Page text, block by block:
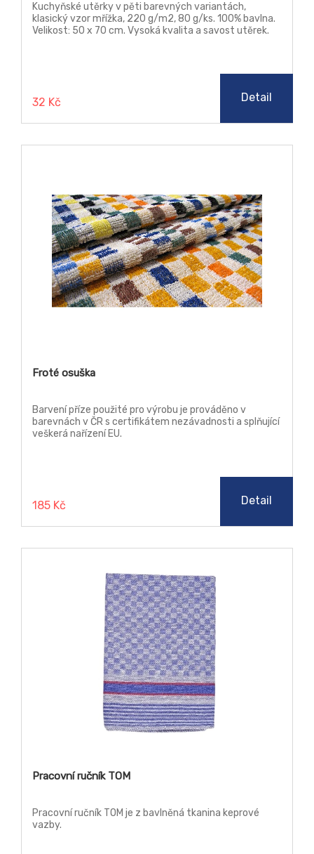
Kuchyňské utěrky v pěti barevných variantách,
klasický vzor mřížka, 220 g/m2, 80 g/ks. 100% bavlna.
Velikost: 50 x 70 cm. Vysoká kvalita a savost utěrek.
32 Kč Detail
Froté osuška
Barvení příze použité pro výrobu je prováděno v
barevnách v ČR s certifikátem nezávadnosti a splňující
veškerá nařízení EU.
185 Kč Detail
Pracovní ručník TOM
Pracovní ručník TOM je z bavlněná tkanina keprové
vazby.